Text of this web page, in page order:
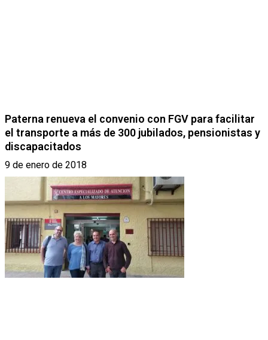
Paterna renueva el convenio con FGV para facilitar
el transporte a más de 300 jubilados, pensionistas y
discapacitados
9 de enero de 2018